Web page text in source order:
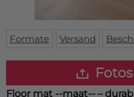
Bodenmatte
Custom skateboard deck
Login
WhatsApp
Formate Versand
Floor mat --maat-- –